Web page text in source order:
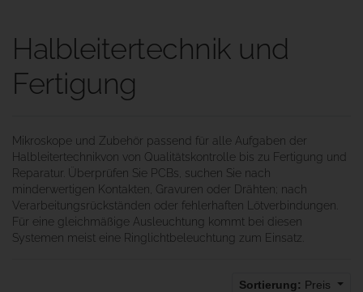
Halbleitertechnik und
Fertigung
Mikroskope und Zubehör passend für alle Aufgaben der
Halbleitertechnikvon von Qualitätskontrolle bis zu Fertigung und
Reparatur. Überprüfen Sie PCBs, suchen Sie nach
minderwertigen Kontakten, Gravuren oder Drähten; nach
Verarbeitungsrückständen oder fehlerhaften Lötverbindungen.
Für eine gleichmäßige Ausleuchtung kommt bei diesen
Systemen meist eine Ringlichtbeleuchtung zum Einsatz.
Sortierung: Preis